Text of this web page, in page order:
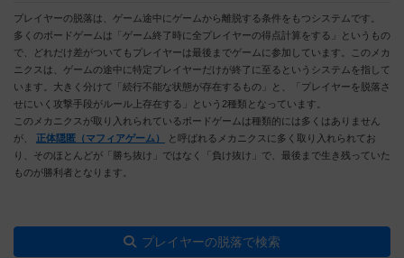
プレイヤーの脱落は、ゲーム途中にゲームから離脱する条件をもつシステムです。
多くのボードゲームは「ゲーム終了時に全プレイヤーの得点計算をする」というもの
で、どれだけ差がついてもプレイヤーは最後までゲームに参加しています。このメカ
ニクスは、ゲームの途中に特定プレイヤーだけが終了に至るというシステムを指して
います。大きく分けて「続行不能な状態が存在するもの」と、「プレイヤーを脱落さ
せにいく攻撃手段がルール上存在する」という2種類となっています。
このメカニクスが取り入れられているボードゲームは種類的には多くはありません
が、
正体隠匿（マフィアゲーム）
と呼ばれるメカニクスに多く取り入れられてお
り、そのほとんどが「勝ち抜け」ではなく「負け抜け」で、最後まで生き残っていた
ものが勝利者となります。
プレイヤーの脱落で検索